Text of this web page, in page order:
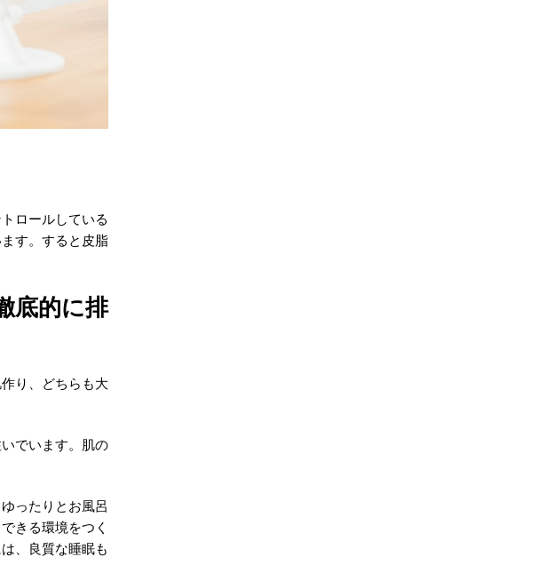
ロールしている
す。すると皮脂
底的に排
り、どちらも大
でいます。肌の
ったりとお風呂
きる環境をつく
、良質な睡眠も